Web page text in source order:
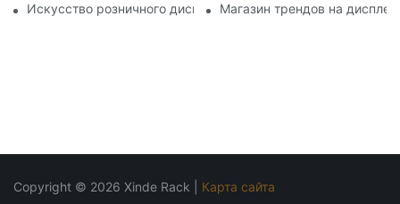
Искусство розничного дисплея: выбор лучших стоек для
Магазин трендов на
Copyright © 2026 Xinde Rack | Карта сайта